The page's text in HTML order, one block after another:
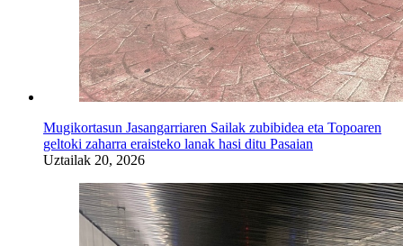
Mugikortasun Jasangarriaren Sailak zubibidea eta Topoaren
geltoki zaharra eraisteko lanak hasi ditu Pasaian
Uztailak 20, 2026